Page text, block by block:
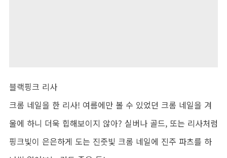
블랙핑크 리사
크롬 네일을 한 리사! 여름에만 볼 수 있었던 크롬 네일을 겨
울에 하니 더욱 힙해보이지 않아? 실버나 골드, 또는 리사처럼
핑크빛이 은은하게 도는 진줏빛 크롬 네일에 진주 파츠를 하